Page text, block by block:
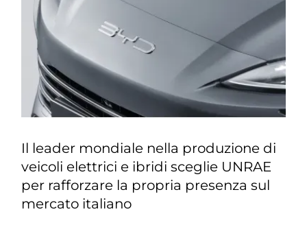
Il leader mondiale nella produzione di
veicoli elettrici e ibridi sceglie UNRAE
per rafforzare la propria presenza sul
mercato italiano